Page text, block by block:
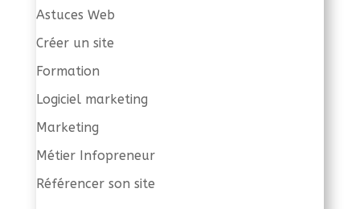
Astuces Web
Créer un site
Formation
Logiciel marketing
Marketing
Métier Infopreneur
Référencer son site